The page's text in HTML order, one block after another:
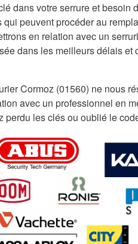
dans votre serrure et besoin
peuvent procéder au
en relation avec un
dans les meilleurs délais et
Cormoz (01560) ne nous
avec un professionnel en
perdu les clés ou oublié le